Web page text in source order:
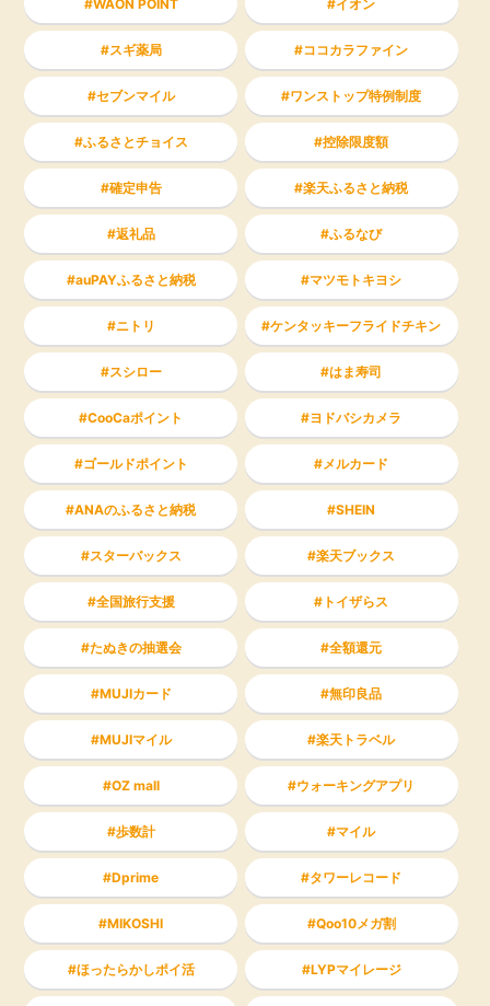
WAON POINT イオン
スギ薬局 ココカラファイン
セブンマイル ワンストップ特例制度
ふるさとチョイス 控除限度額
確定申告 楽天ふるさと納税
返礼品 ふるなび
auPAYふるさと納税 マツモトキヨシ
ニトリ ケンタッキーフライドチキン
スシロー はま寿司
CooCaポイント ヨドバシカメラ
ゴールドポイント メルカード
ANAのふるさと納税 SHEIN
スターバックス 楽天ブックス
全国旅行支援 トイザらス
たぬきの抽選会 全額還元
MUJIカード 無印良品
MUJIマイル 楽天トラベル
OZ mall ウォーキングアプリ
歩数計 マイル
Dprime タワーレコード
MIKOSHI Qoo10メガ割
ほったらかしポイ活 LYPマイレージ